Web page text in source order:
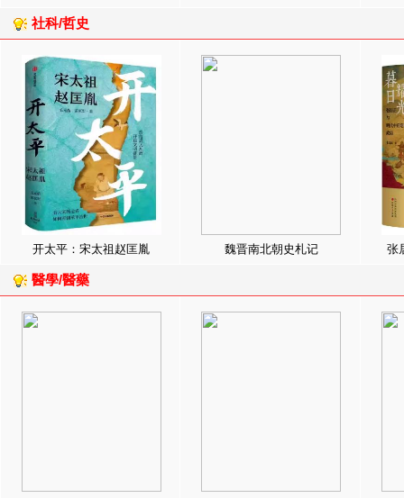
社科/哲史
开太平：宋太祖赵匡胤 魏晋南北朝史札记 张
醫學/醫藥